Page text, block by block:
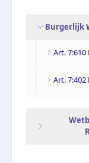
Burgerlijk
Art. 7:610
Art. 7:402